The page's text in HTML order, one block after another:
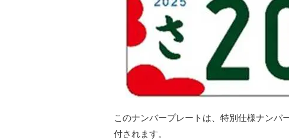
このナンバープレートは、特別仕様ナンバ
付されます。